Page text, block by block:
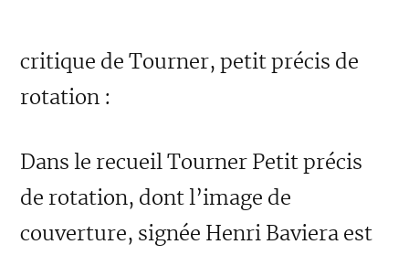
critique de Tourner, petit précis de
rotation :
Dans le recueil Tourner Petit précis
de rotation, dont l’image de
couverture, signée Henri Baviera est